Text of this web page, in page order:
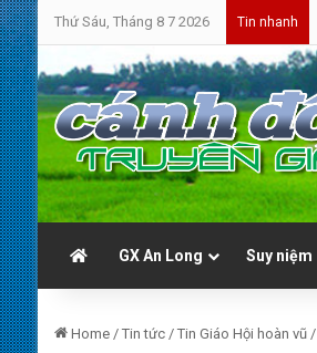
Thứ Sáu, Tháng 8 7 2026 Tin nhanh
GX An Long Suy niệm
Home / Tin tức / Tin Giáo Hội hoàn vũ /